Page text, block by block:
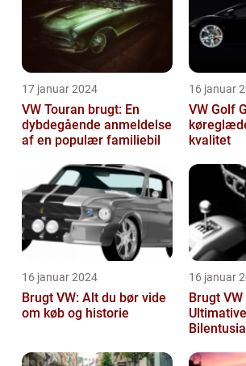
17 januar 2024
VW Touran brugt: En
dybdegående anmeldelse
af en populær familiebil
16 januar
VW Golf
kvalitet
16 januar 2024
Brugt VW: Alt du bør vide
om køb og historie
16 januar
Brugt VW Up